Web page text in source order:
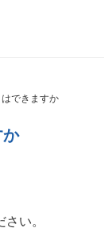
できますか
か
い。